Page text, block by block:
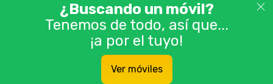
© 2026 Adevinta Motor S.L.U. Tablón de anuncios
¿Buscando un móvil?
Tenemos de todo, así que...
¡a por el tuyo!
Ver móviles